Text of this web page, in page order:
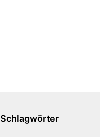
Schlagwörter